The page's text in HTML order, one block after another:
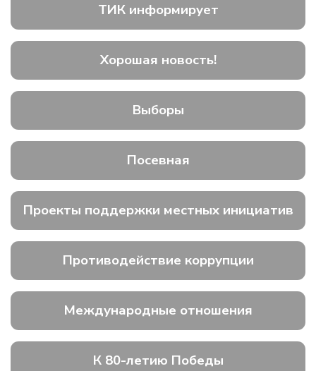
ТИК информирует
Хорошая новость!
Выборы
Посевная
Проекты поддержки местных инициатив
Противодействие коррупции
Международные отношения
К 80-летию Победы